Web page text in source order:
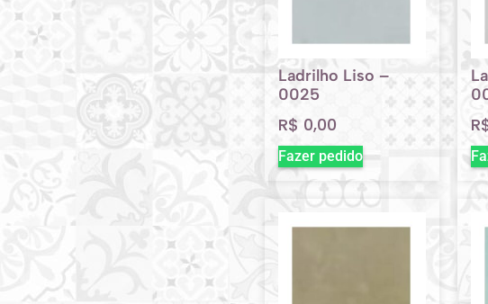
Ladrilho Liso –
0025
R$ 0,00
Fazer pedido